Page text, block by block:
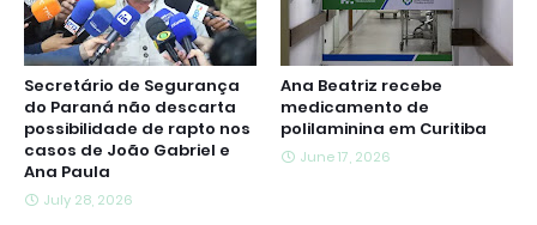
Secretário de Segurança
do Paraná não descarta
possibilidade de rapto nos
casos de João Gabriel e
Ana Paula
July 28, 2026
Ana Beatriz recebe
medicamento de
polilaminina em Curitiba
June 17, 2026